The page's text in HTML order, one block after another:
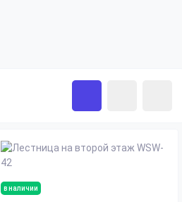
в наличии